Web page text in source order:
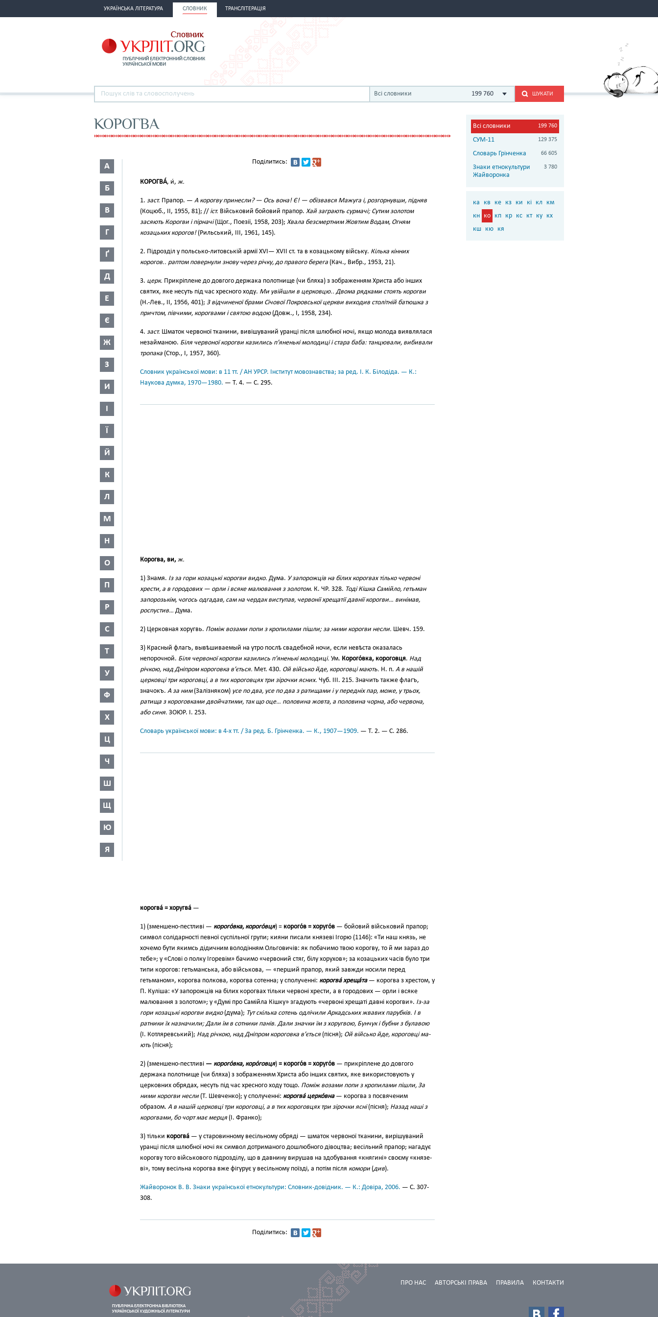
УКРАЇНСЬКА ЛІТЕРАТУРА СЛОВНИК ТРАНСЛІТЕРАЦІЯ
Всі словники 199 760 ШУКАТИ
КОРОГВА
А
Б
В
Г
Ґ
Д
Е
Є
Ж
З
И
І
Ї
Й
К
Л
М
Н
О
П
Р
С
Т
У
Ф
Х
Ц
Ч
Ш
Щ
Ю
Я
Поділитись:
КОРОГВА́, и́, ж.
1. заст. Прапор. — А корогву принесли? — Ось вона! Є! — обізвався Мажуга і, розгорнувши, підняв
(Коцюб., II, 1955, 81); // іст. Військовий бойовий прапор. Хай заграють сурмачі; Сутим золотом
засяють Корогви і пірначі(Щог., Поезії, 1958, 203); Хвала безсмертним Жовтим Водам, Огням
козацьких корогов!(Рильський, III, 1961, 145).
2. Підрозділ у польсько-литовській армії XVI— XVII ст. та в козацькому війську. Кілька кінних
корогов.. раптом повернули знову через річку, до правого берега (Кач., Вибр., 1953, 21).
3. церк. Прикріплене до довгого держака полотнище (чи бляха) з зображенням Христа або інших
святих, яке несуть під час хресного ходу. Ми увійшли в церковцю.. Двома рядками стоять корогви
(Н.-Лев., II, 1956, 401); З відчиненої брами Січової Покровської церкви виходив столітній батюшка з
причтом, півчими, корогвами і святою водою(Довж., І, 1958, 234).
4. заст. Шматок червоної тканини, вивішуваний уранці після шлюбної ночі, якщо молода виявлялася
незайманою. Біля червоної корогви казились п’яненькі молодиці і стара баба: танцювали, вибивали
тропака (Стор., І, 1957, 360).
Словник української мови: в 11 тт. / АН УРСР. Інститут мовознавства; за ред. І. К. Білодіда. — К.:
Наукова думка, 1970—1980. — Т. 4. — С. 295.
Корогва, ви, ж.
1) Знамя. Із за гори козацькі корогви видко. Дума. У запорожців на білих корогвах тілько червоні
хрести, а в городових — орли і всяке малювання з золотом. К. ЧР. 328. Тоді Кішка Самійло, гетьман
запорозькім, чогось одгадав, сам на чердак виступав, червонії хрещатії давнії корогви… винімав,
роспустив… Дума.
2) Церковная хоругвь. Поміж возами попи з кропилами пішли; за ними корогви несли. Шевч. 159.
3) Красный флагъ, вывѣшиваемый на утро послѣ свадебной ночи, если невѣста оказалась
непорочной. Біля червоної корогви казились п’яненькі молодиці. Ум. Корого́вка, короговця. Над
річкою, над Дніпром короговка в’ється. Мет. 430. Ой військо йде, короговці мають. Н. п. А в нашій
церковці три короговці, а в тих короговцях три зірочки ясних. Чуб. III. 215. Значить также флагъ,
значокъ. А за ним(Залізняком) усе по два, усе по два з ратищами і у передніх пар, може, у трьох,
ратища з короговками двойчатими, так що оце… половина жовта, а половина чорна, або червона,
або синя. ЗОЮР. І. 253.
Словарь української мови: в 4-х тт. / За ред. Б. Грінченка. — К., 1907—1909. — Т. 2. — С. 286.
корогва́ = хоругва́ —
1) (зменше­но-пестливі — корого́вка, корого́вця) = корого́в = хоруго́в — бойовий військовий прапор;
символ солі­дарності певної суспільної групи; кияни писали князеві Ігорю (1146): «Ти наш князь, не
хочемо бути якимсь дідичним володінням Ольговичів: як побачимо твою корогву, то й ми зараз до
тебе»; у «Слові о полку Ігоревім» бачимо «червоний стяг, білу хорухов»; за козацьких часів було три
типи ко­рогов: гетьманська, або військо­ва, — «перший прапор, який зав­жди носили перед
гетьманом», корогва полкова, корогва сотенна; у сполученні: корогва́ хреща́та— ко­рогва з хрестом, у
П. Куліша: «У запорожців на білих корогвах тіль­ки червоні хрести, а в городових — орли і всяке
малювання з золо­том»; у «Думі про Самійла Кішку» згадують «червоні хрещаті давні корогви». Із-за
гори козацькі корог­ви видко(дума); Тут скілька сотень одлічили Аркадських жвавих паруб­ків. І в
ратники їх назначили; Дали їм в сотники панів. Дали значки їм з хоругвою, Бунчук і бубни з булавою
(І. Котляревський); Над річкою, над Дніпром короговка в’ється (піс­ня); Ой військо йде, короговці ма­
ють (пісня);
2) (зменшено-пест­ливі — корого́вка, коро́говця) = ко­рого́в = хоруго́в — прикріплене до довгого
держака полотнище (чи бляха) з зображенням Христа або інших святих, яке використовують у
церковних обрядах, несуть під час хресного ходу тощо. Поміж во­зами попи з кропилами пішли, За
ни­ми корогви несли (Т. Шевченко); у сполученні: корогва́ церко́вна— ко­рогва з посвяченим
образом. А в нашій церковці три короговці, а в тих короговцях три зірочки ясні(пісня); Назад наші з
корогвами, бо чорт має мерця (І. Франко);
3) тільки корогва́ — у старовинно­му весільному обряді — шматок червоної тканини, вирішуваний
уранці після шлюбної ночі як сим­вол дотриманого дошлюбного ді­воцтва; весільний прапор; нагадує
корогву того військового підрозді­лу, що в давнину вирушав на здо­бування «княгині» своєму «князе­
ві», тому весільна корогва вже фі­гурує у весільному поїзді, а потім після комори (див).
Жайворонок В. В. Знаки української етнокультури: Словник-довідник. — К.: Довіра, 2006. — С. 307-
308.
Поділитись:
Всі словники 199 760
СУМ-11 129 375
Словарь Грінченка 66 605
Знаки етнокультури
Жайворонка
3 780
ка кв ке кз ки кі кл
км
кн ко кп кр кс кт ку кх
кш кю кя
КОНТАКТИ
ПРАВИЛА
АВТОРСЬКІ ПРАВА
ПРО НАС